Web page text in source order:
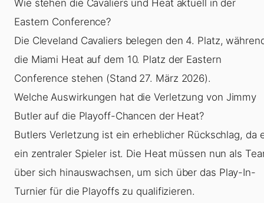
Wie stehen die Cavaliers und Heat aktuell in der
Eastern Conference?
Die Cleveland Cavaliers belegen den 4. Platz,
die Miami Heat auf dem 10. Platz der Eastern
Conference stehen (Stand 27. März 2026).
Welche Auswirkungen hat die Verletzung von Jimmy
Butler auf die Playoff-Chancen der Heat?
Butlers Verletzung ist ein erheblicher Rückschlag, da
ein zentraler Spieler ist. Die Heat müssen nun als
über sich hinauswachsen, um sich über das Play-In-
Turnier für die Playoffs zu qualifizieren.